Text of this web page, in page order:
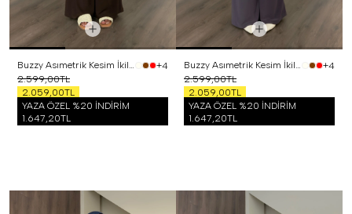
Buzzy Asımetrik Kesim İkili Takım Kahverengi
+4
2.599,00TL
2.059,00TL
YAZA ÖZEL %20 İNDİRİM
1.647,20TL
Buzzy Asımetrik Kesim İkili Takım Mor
+4
2.599,00TL
2.059,00TL
YAZA ÖZEL %20 İNDİRİM
1.647,20TL